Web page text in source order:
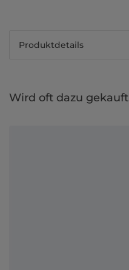
Produktdetails
Wird oft dazu gekauft